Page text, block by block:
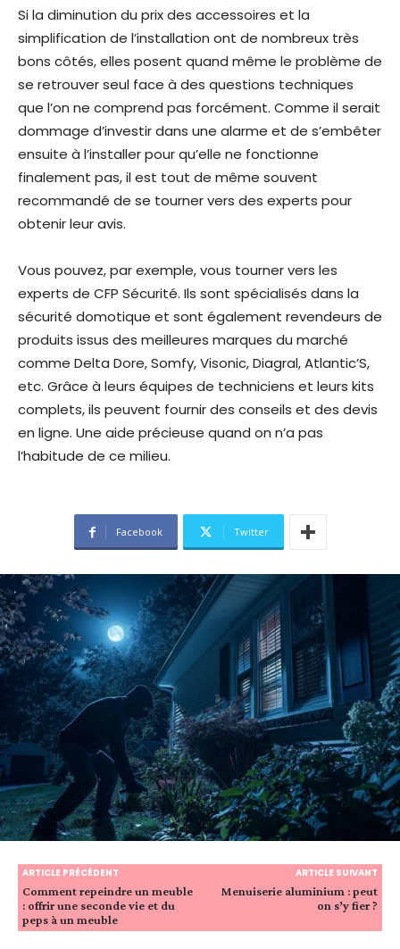
Si la diminution du prix des accessoires et la
simplification de l’installation ont de nombreux très
bons côtés, elles posent quand même le problème de
se retrouver seul face à des questions techniques
que l’on ne comprend pas forcément. Comme il serait
dommage d’investir dans une alarme et de s’embêter
ensuite à l’installer pour qu’elle ne fonctionne
finalement pas, il est tout de même souvent
recommandé de se tourner vers des experts pour
obtenir leur avis.
Vous pouvez, par exemple, vous tourner vers les
experts de CFP Sécurité. Ils sont spécialisés dans la
sécurité domotique et sont également revendeurs de
produits issus des meilleures marques du marché
comme Delta Dore, Somfy, Visonic, Diagral, Atlantic’S,
etc. Grâce à leurs équipes de techniciens et leurs kits
complets, ils peuvent fournir des conseils et des devis
en ligne. Une aide précieuse quand on n’a pas
l’habitude de ce milieu.
Facebook Twitter
ARTICLE PRÉCÉDENT
Comment repeindre un meuble
: offrir une seconde vie et du
peps à un meuble
ARTICLE SUIVANT
Menuiserie aluminium : peut
on s’y fier ?